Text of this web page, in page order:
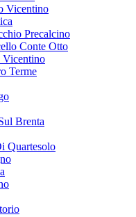
Vicentino
Precalcino
Conte Otto
Vicentino
Terme
Brenta
Quartesolo